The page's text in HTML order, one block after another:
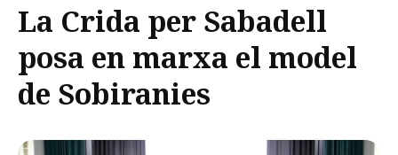
La Crida per Sabadell
posa en marxa el model
de Sobiranies